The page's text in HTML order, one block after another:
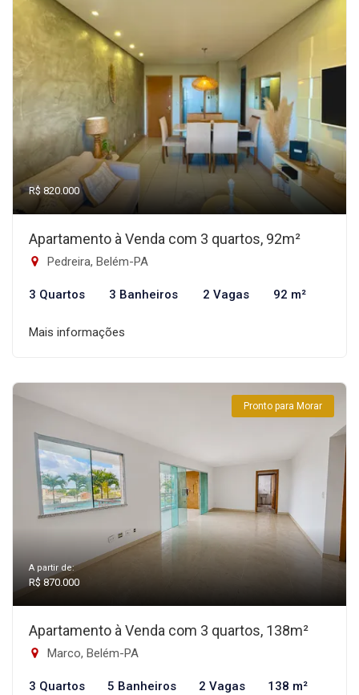
R$ 820.000
Apartamento à Venda com 3 quartos, 92m²
Pedreira, Belém-PA
3 Quartos 3 Banheiros 2 Vagas 92 m²
Mais informações
Pronto para Morar
A partir de:
R$ 870.000
Apartamento à Venda com 3 quartos, 138m²
Marco, Belém-PA
3 Quartos 5 Banheiros 2 Vagas 138 m²